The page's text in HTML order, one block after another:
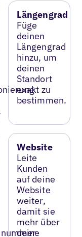
Längengrad
Füge
deinen
Längengrad
hinzu, um
deinen
Standort
exakt zu
bestimmen.
Website
Leite
Kunden
auf deine
Website
weiter,
damit sie
mehr über
deine